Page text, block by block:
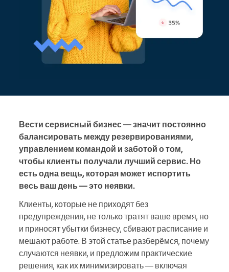
Вести сервисный бизнес — значит постоянно
балансировать между резервированиями,
управлением командой и заботой о том,
чтобы клиенты получали лучший сервис. Но
есть одна вещь, которая может испортить
весь ваш день — это неявки.
Клиенты, которые не приходят без
предупреждения, не только тратят ваше время, но
и приносят убытки бизнесу, сбивают расписание и
мешают работе. В этой статье разберёмся, почему
случаются неявки, и предложим практические
решения, как их минимизировать — включая